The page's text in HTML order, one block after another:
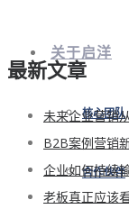
关于启洋
核心团队
合作伙伴
最新文章
未来企业营销
B2B案例营销
企业如何持续
老板真正应该